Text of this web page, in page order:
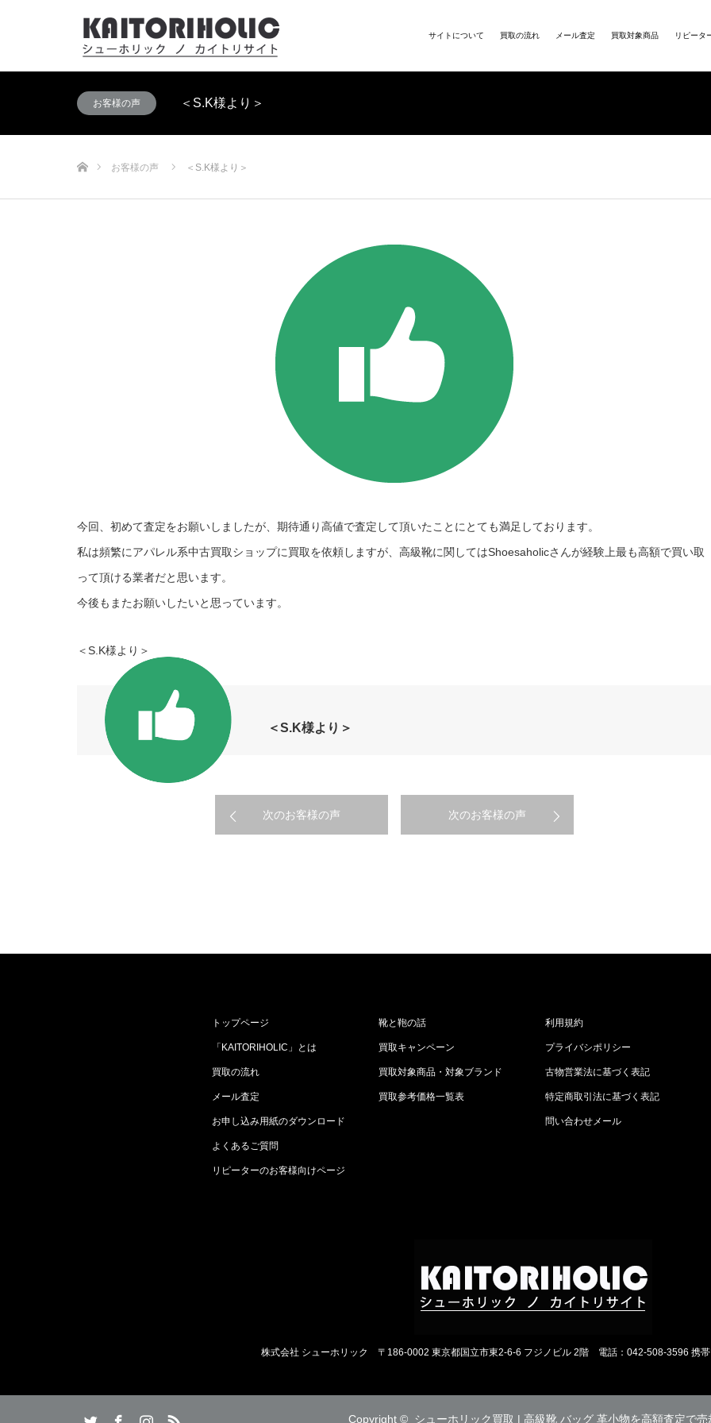
サイトについて 買取の流れ メール査定 買取対象商品 リピータ
お客様の声 ＜S.K様より＞
お客様の声 ＜S.K様より＞
今回、初めて査定をお願いしましたが、期待通り高値で査定して頂いたことにとても満足しております。
私は頻繁にアパレル系中古買取ショップに買取を依頼しますが、高級靴に関してはShoesaholicさんが経験上最も高額で買い取
って頂ける業者だと思います。
今後もまたお願いしたいと思っています。
＜S.K様より＞
＜S.K様より＞
次のお客様の声 次のお客様の声
トップページ
「KAITORIHOLIC」とは
買取の流れ
メール査定
お申し込み用紙のダウンロード
よくあるご質問
リピーターのお客様向けページ
靴と鞄の話
買取キャンペーン
買取対象商品・対象ブランド
買取参考価格一覧表
利用規約
プライバシポリシー
古物営業法に基づく表記
特定商取引法に基づく表記
問い合わせメール
株式会社 シューホリック 〒186-0002 東京都国立市東2-6-6 フジノビル 2階 電話：042-508-3596 携
Copyright © シューホリック買取 | 高級靴 バッグ 革小物を高額査定で売